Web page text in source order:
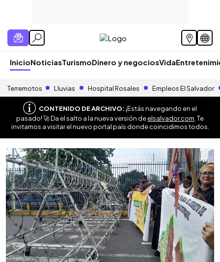
InicioNoticiasTurismoDinero y negociosVida
Terremotos Lluvias Hospital Rosales Empleos El Salvador
CONTENIDO DE ARCHIVO:¡Estás navegando en el
pasado! 🚀 Da el salto a la nueva versión deelsalvador.com . Te
invitamos a visitar el nuevo portal país donde coincidimos todos.